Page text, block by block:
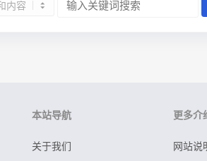
本站导航
关于我们
更多介
网站说